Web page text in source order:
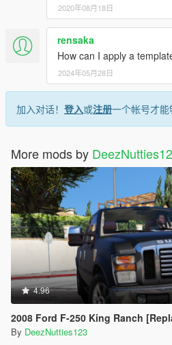
2020年08月18日
rensaka
How can I apply a
2024年05月28日
加入对话！ 登入或注册一个帐号才能
More mods by
4.96
2008 Ford F-250 King Ranch
By DeezNutties123